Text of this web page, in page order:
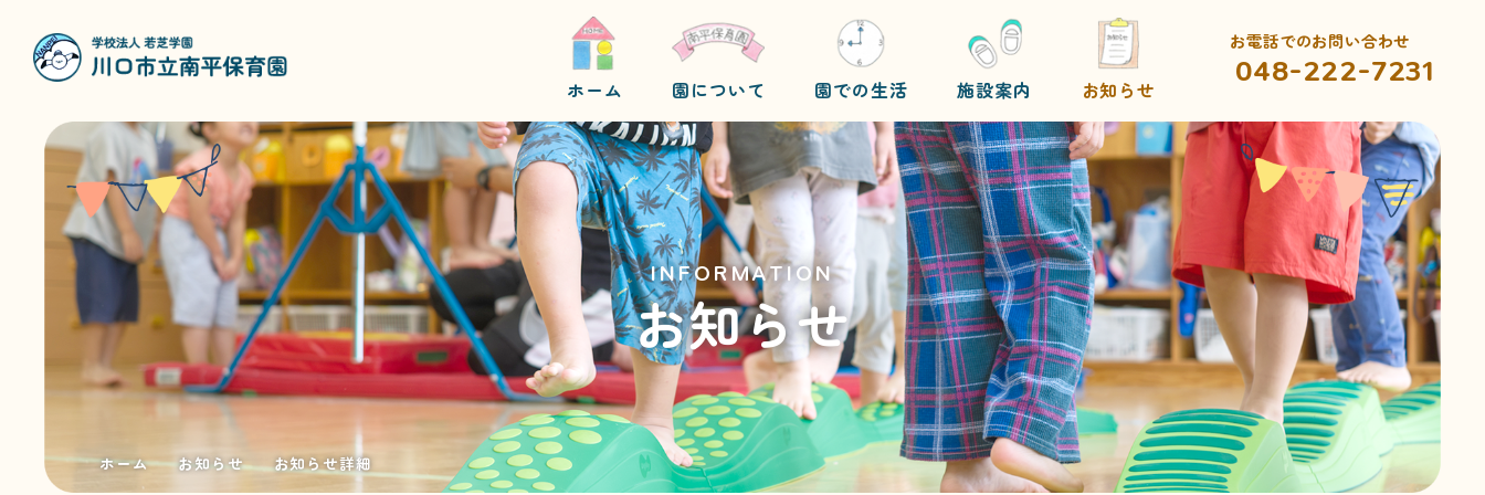
お電話でのお問い合わせ
048-222-7231
ホーム 園について 園での生活 施設案内 お知らせ
INFORMATION
お知らせ
ホーム お知らせ お知らせ詳細